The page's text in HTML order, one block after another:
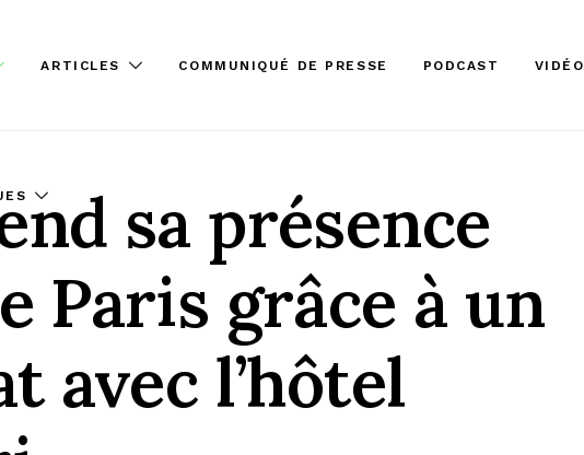
ARTICLES COMMUNIQUÉ DE PRESSE PODCAST VIDÉO
sa présence
Paris grâce à un
avec l’hôtel